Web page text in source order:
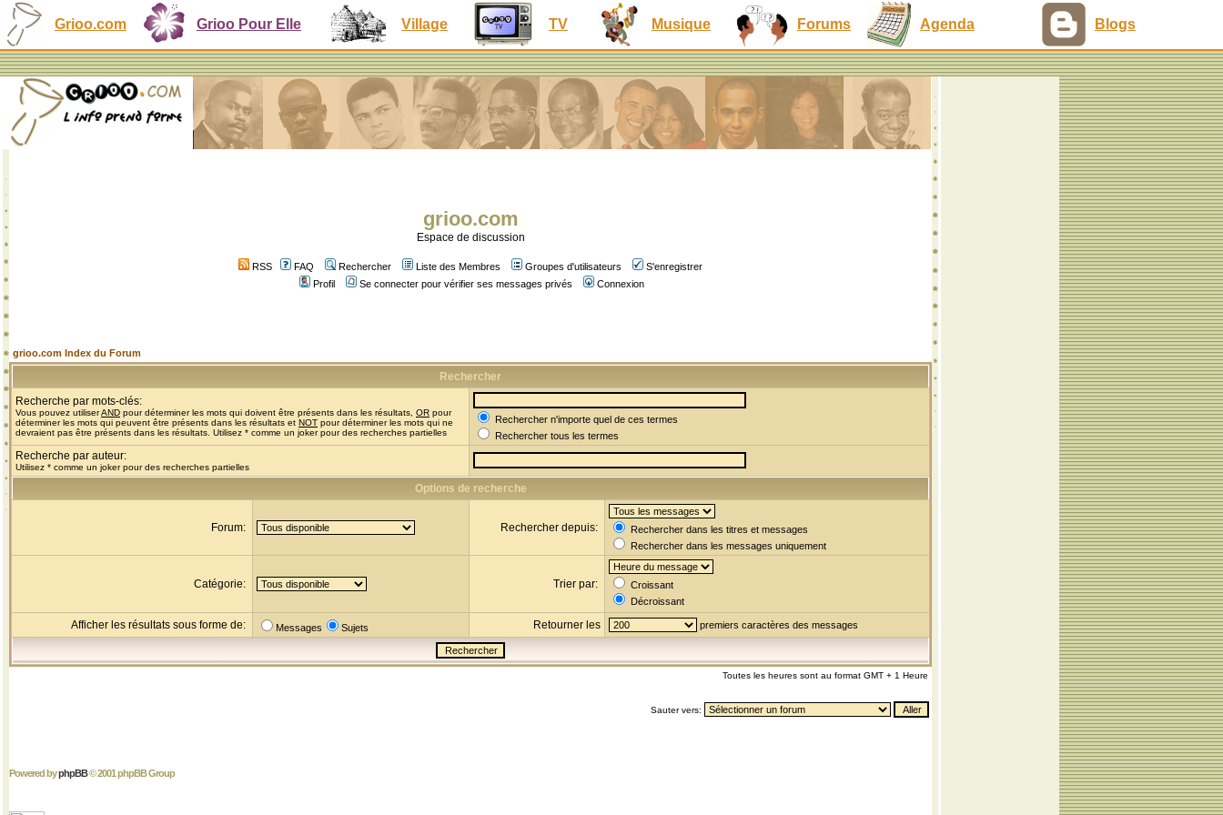
Grioo.com Grioo Pour Elle Village TV Musique Forums Agenda Blogs
grioo.com
Espace de discussion
RSS FAQ Rechercher Liste des Membres Groupes d'utilisateurs
S'enregistrer
Profil
Se connecter pour vérifier ses messages privés Connexion
grioo.com Index du Forum
Rechercher
Recherche par mots-clés:
Vous pouvez utiliserAND pour déterminer les mots qui doivent être présents dans les résultats, OR pour
déterminer les mots qui peuvent être présents dans les résultats et NOT pour déterminer les mots qui ne
devraient pas être présents dans les résultats. Utilisez * comme un joker pour des recherches partielles
Rechercher n'importe quel de ces termes
Rechercher tous les termes
Recherche par auteur:
Utilisez * comme un joker pour des recherches partielles
Options de recherche
Forum: Rechercher depuis:
Rechercher dans les titres et messages
Rechercher dans les messages uniquement
Catégorie: Trier par:
Croissant
Décroissant
Afficher les résultats sous forme de: Messages Sujets Retourner les premiers caractères des messages
Toutes les heures sont au format GMT + 1 Heure
Sauter vers:
Powered byphpBB© 2001 phpBB Group